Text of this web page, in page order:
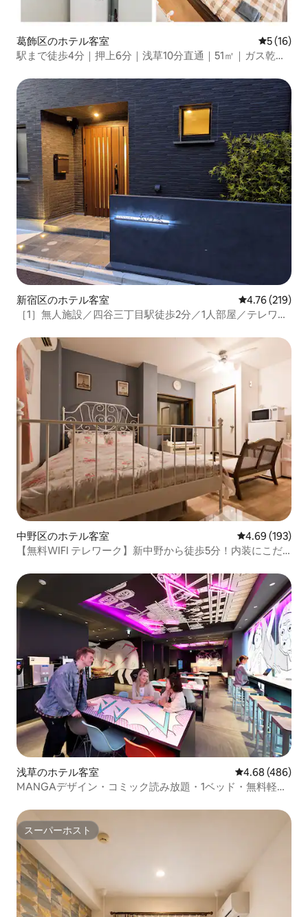
葛飾区のホテル客室 レビュー
5 (16)
駅まで徒歩4分｜押上6分｜浅草10分直通｜51㎡｜ガス乾燥
新宿区のホテル客室 レビュー219
4.76 (219)
［1］無人施設／四谷三丁目駅徒歩2分／1人部屋／テレワー
中野区のホテル客室 レビュー193
4.69 (193)
【無料WIFI テレワーク】新中野から徒歩5分！内装にこだ
浅草のホテル客室 レビュー486
4.68 (486)
MANGAデザイン・コミック読み放題・1ベッド・無料軽食
スーパーホスト
スーパーホスト